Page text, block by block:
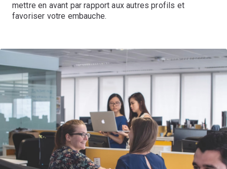
mettre en avant par rapport aux autres profils et
favoriser votre embauche.